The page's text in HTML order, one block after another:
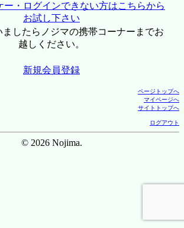
ー・ログインできない方はこちらから
お試し下さい
したらノジマの携帯コーナーまでお
越しください。
新規会員登録
ページトップへ
マイページへ
サイトトップへ
ログアウト
© 2026 Nojima.